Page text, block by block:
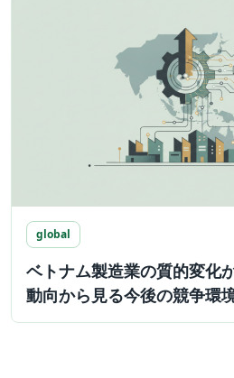
global
ベトナム製造業の質的変化
動向から見る今後の競争環